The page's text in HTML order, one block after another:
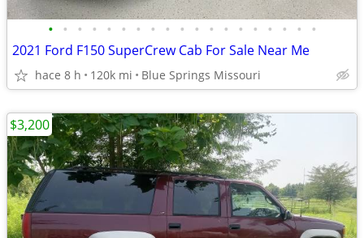
• • • • • • • • • • • • • • • • • • •
2021 Ford F150 SuperCrew Cab For Sale Near Me
hace 8 h 120k mi Blue Springs Missouri
$3,200